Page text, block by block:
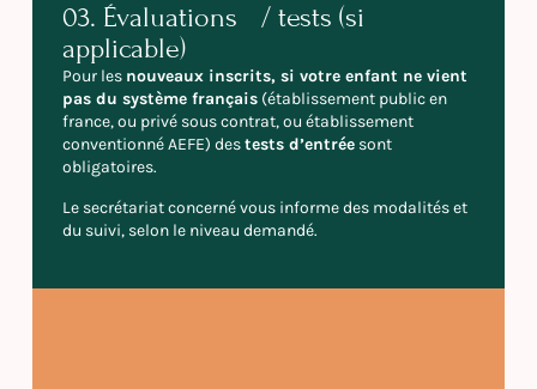
03. Évaluations / tests (si
applicable)
Pour les nouveaux inscrits, si votre enfant ne vient
pas du système français(établissement public en
france, ou privé sous contrat, ou établissement
conventionné AEFE) destests d’entréesont
obligatoires.
Le secrétariat concerné vous informe des modalités et
du suivi, selon le niveau demandé.